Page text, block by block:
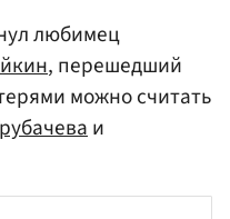
любимец
, перешедший
можно считать
и